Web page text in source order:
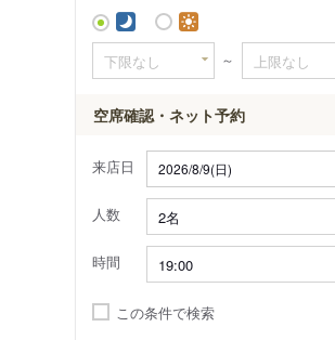
～
空席確認・ネット予約
来店日
人数
時間
この条件で検索